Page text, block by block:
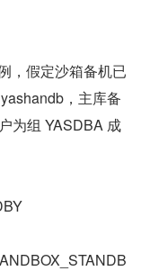
，假定沙箱备机已
，主库备
为组 YASDBA 成